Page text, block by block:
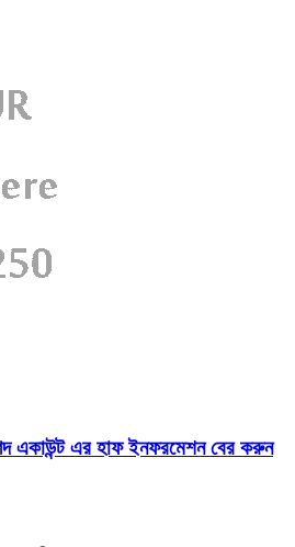
একাউন্ট এর হাফ ইনফরমেশন বের করুন